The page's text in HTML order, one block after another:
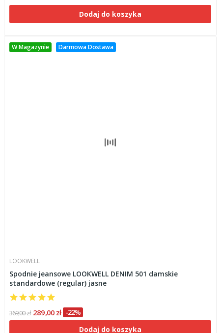
Dodaj do koszyka
W Magazynie Darmowa Dostawa
LOOKWELL
Spodnie jeansowe LOOKWELL DENIM 501 damskie
standardowe (regular) jasne
369,00 zł 289,00 zł -22%
Dodaj do koszyka